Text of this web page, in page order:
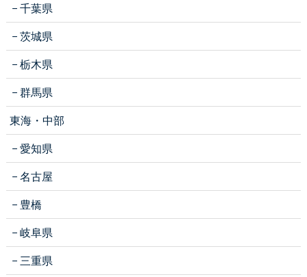
千葉県
茨城県
栃木県
群馬県
東海・中部
愛知県
名古屋
豊橋
岐阜県
三重県